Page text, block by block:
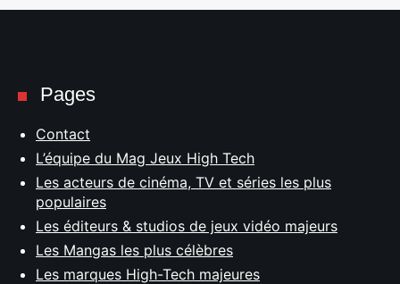
Pages
Contact
L’équipe du Mag Jeux High Tech
Les acteurs de cinéma, TV et séries les plus
populaires
Les éditeurs & studios de jeux vidéo majeurs
Les Mangas les plus célèbres
Les marques High-Tech majeures